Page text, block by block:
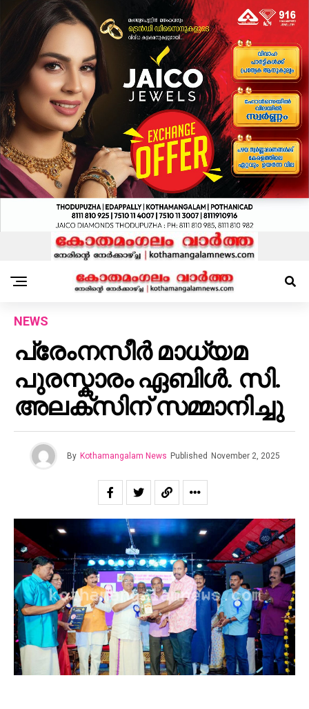
NEWS
പ്രേംനസീർ മാധ്യമ
പുരസ്കാരം ഏബിൾ. സി.
അലക്സിന് സമ്മാനിച്ചു
By Kothamangalam News Published November 2, 2025